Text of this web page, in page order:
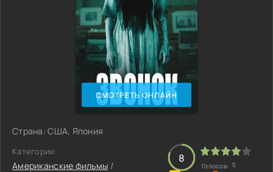
СМОТРЕТЬ ОНЛАЙН
Страна: США, Япония
Категории:
Американские фильмы /
8
Голосов: 5